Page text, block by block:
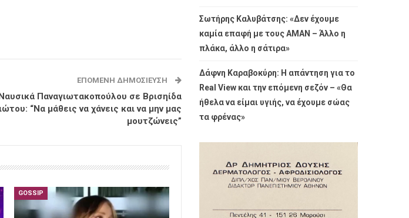
ΕΠΌΜΕΝΗ ΔΗΜΟΣΊΕΥΣΗ
Παναγιωτακοπούλου σε Βρισηίδα
“Να μάθεις να χάνεις και να μην μας
μουτζώνεις”
GOSSIP
Σωτήρης Καλυβάτσης: «Δεν έχουμε
καμία επαφή με τους ΑΜΑΝ – Άλλο η
πλάκα, άλλο η σάτιρα»
Δάφνη Καραβοκύρη: Η απάντηση για το
Real View και την επόμενη σεζόν – «Θα
ήθελα να είμαι υγιής, να έχουμε σώας
τα φρένας»